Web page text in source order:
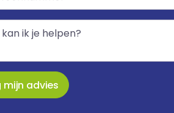
mijn advies